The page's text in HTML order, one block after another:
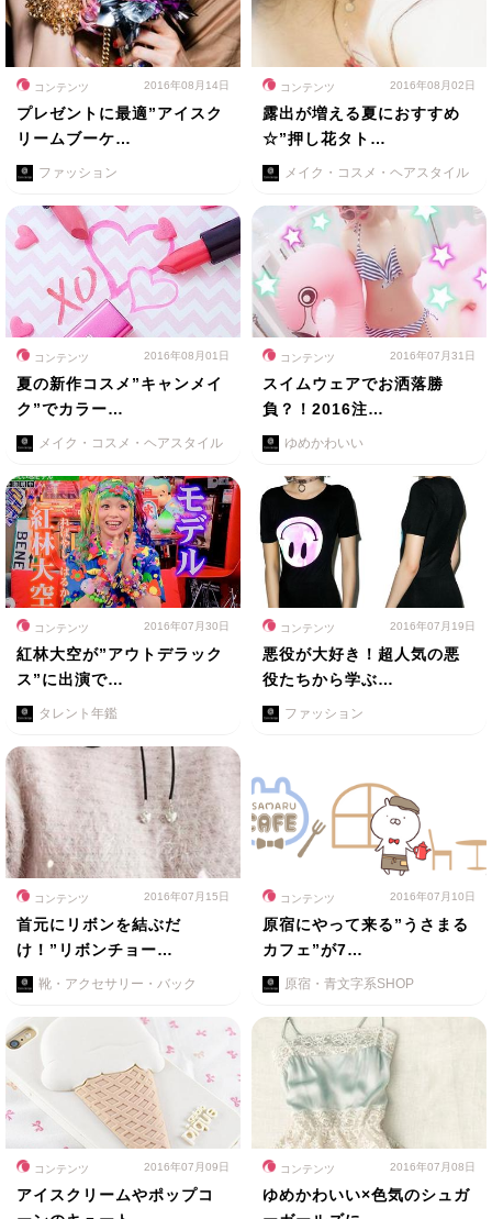
コンテンツ 2016年08月14日
プレゼントに最適”アイスク
リームブーケ…
ファッション
コンテンツ 2016年08月02日
露出が増える夏におすすめ
☆”押し花タト…
メイク・コスメ・ヘアスタイル
コンテンツ 2016年08月01日
夏の新作コスメ”キャンメイ
ク”でカラー…
メイク・コスメ・ヘアスタイル
コンテンツ 2016年07月31日
スイムウェアでお洒落勝
負？！2016注…
ゆめかわいい
コンテンツ 2016年07月30日
紅林大空が”アウトデラック
ス”に出演で…
タレント年鑑
コンテンツ 2016年07月19日
悪役が大好き！超人気の悪
役たちから学ぶ…
ファッション
コンテンツ 2016年07月15日
首元にリボンを結ぶだ
け！”リボンチョー…
靴・アクセサリー・バック
コンテンツ 2016年07月10日
原宿にやって来る”うさまる
カフェ”が7…
原宿・青文字系SHOP
コンテンツ 2016年07月09日
アイスクリームやポップコ
コンテンツ 2016年07月08日
ゆめかわいい×色気のシュガ